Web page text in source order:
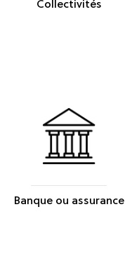
Collectivités
Banque ou assurance